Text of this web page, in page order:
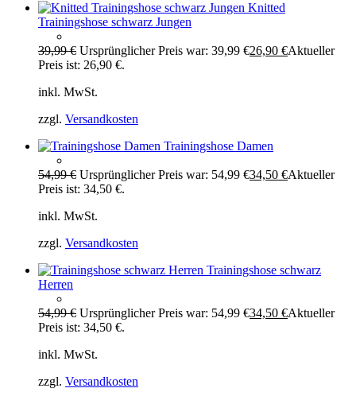
Knitted
Trainingshose schwarz Jungen
39,99€ Ursprünglicher Preis war: 39,99 €26,90 €Aktueller
Preis ist: 26,90 €.
inkl. MwSt.
zzgl. Versandkosten
Trainingshose Damen
54,99€ Ursprünglicher Preis war: 54,99 €34,50 €Aktueller
Preis ist: 34,50 €.
inkl. MwSt.
zzgl. Versandkosten
Trainingshose schwarz
Herren
54,99€ Ursprünglicher Preis war: 54,99 €34,50 €Aktueller
Preis ist: 34,50 €.
inkl. MwSt.
zzgl. Versandkosten